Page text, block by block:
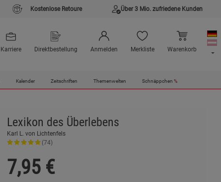
Kostenlose Retoure Über 3 Mio. zufriedene Kunden
Karriere Direktbestellung Anmelden Merkliste Warenkorb
Kalender Zeitschriften Themenwelten Schnäppchen %
Lexikon des Überlebens
Karl L. von Lichtenfels
(74)
7,95 €